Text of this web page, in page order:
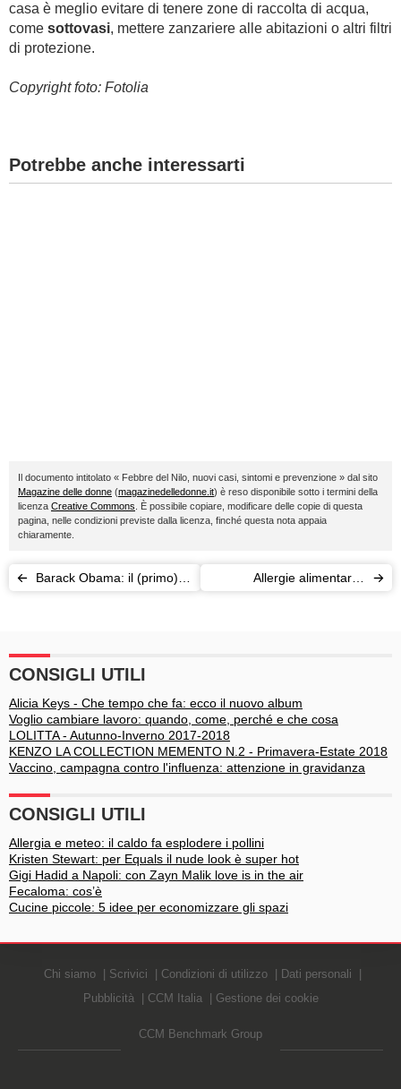
casa è meglio evitare di tenere zone di raccolta di acqua,
come sottovasi, mettere zanzariere alle abitazioni o altri filtri
di protezione.
Copyright foto: Fotolia
Potrebbe anche interessarti
Il documento intitolato « Febbre del Nilo, nuovi casi, sintomi e prevenzione » dal sito
Magazine delle donne (magazinedelledonne.it) è reso disponibile sotto i termini della
licenza Creative Commons . È possibile copiare, modificare delle copie di questa
pagina, nelle condizioni previste dalla licenza, finché questa nota appaia
chiaramente.
Barack Obama: il (primo)
Allergie alimentari e
CONSIGLI UTILI
Alicia Keys - Che tempo che fa: ecco il nuovo album
Voglio cambiare lavoro: quando, come, perché e che cosa
LOLITTA - Autunno-Inverno 2017-2018
KENZO LA COLLECTION MEMENTO N.2 - Primavera-Estate 2018
Vaccino, campagna contro l'influenza: attenzione in gravidanza
CONSIGLI UTILI
Allergia e meteo: il caldo fa esplodere i pollini
Kristen Stewart: per Equals il nude look è super hot
Gigi Hadid a Napoli: con Zayn Malik love is in the air
Fecaloma: cos’è
Cucine piccole: 5 idee per economizzare gli spazi
Chi siamo Scrivici Condizioni di utilizzo
Dati personali
Pubblicità
CCM Italia Gestione dei cookie
CCM Benchmark Group